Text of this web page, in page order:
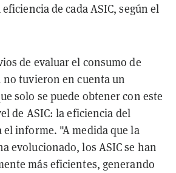
de cada ASIC, según el
de evaluar el consumo de
tuvieron en cuenta un
solo se puede obtener con este
de ASIC: la eficiencia del
informe. "A medida que la
evolucionado, los ASIC se han
más eficientes, generando